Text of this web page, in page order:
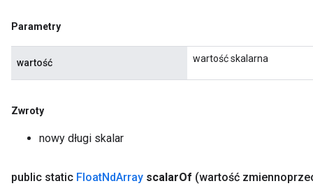
Parametry
wartość wartość skalarna
Zwroty
nowy długi skalar
public static FloatNdArray scalarOf (wartość